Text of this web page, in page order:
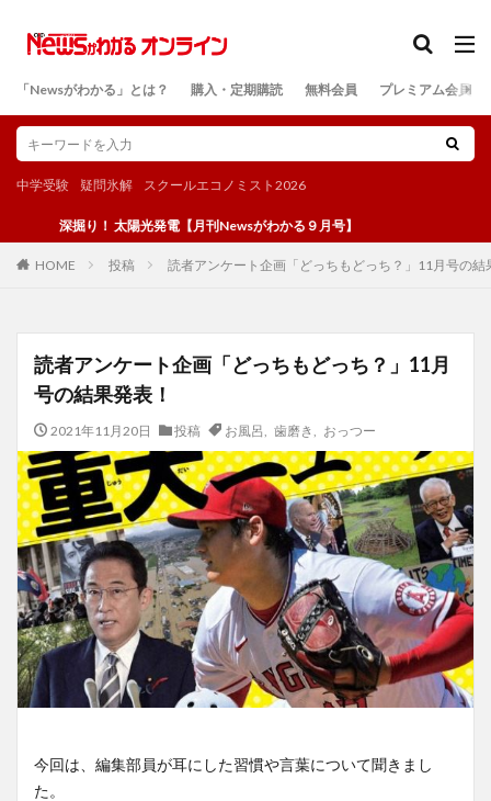
「Newsがわかる」とは？ 購入・定期購読 無料会員 プレミアム会員
中学受験 疑問氷解 スクールエコノミスト2026
深掘り！ 太陽光発電【月刊Newsがわかる９月号】
HOME 投稿 読者アンケート企画「どっちもどっち？」11月号の結
読者アンケート企画「どっちもどっち？」11月
号の結果発表！
2021年11月20日 投稿 お風呂 歯磨き おっつー
今回は、編集部員が耳にした習慣や言葉について聞きまし
た。
検索